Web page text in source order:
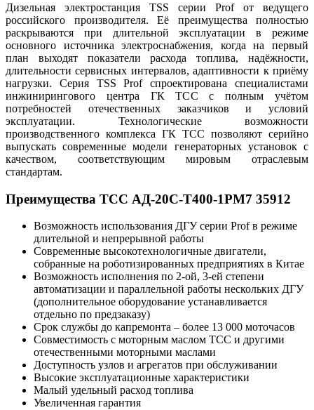
Дизельная электростанция TSS серии Prof от ведущего
российского производителя. Eё преимущества полностью
раскрываются при длительной эксплуатации в режиме
основного источника электроснабжения, когда на первый
план выходят показатели расхода топлива, надёжности,
длительности сервисных интервалов, адаптивности к приёму
нагрузки. Серия TSS Prof спроектирована специалистами
инжинирингового центра ГК ТСС с полным учётом
потребностей отечественных заказчиков и условий
эксплуатации. Технологические возможности
производственного комплекса ГК ТСС позволяют серийно
выпускать современные модели генераторных установок с
качеством, соответствующим мировым отраслевым
стандартам.
Преимущества ТСС АД-20С-Т400-1РМ7 35912
Возможность использования ДГУ серии Prof в режиме
длительной и непрерывной работы
Современные высокотехнологичные двигатели,
собранные на роботизированных предприятиях в Китае
Возможность исполнения по 2-ой, 3-ей степени
автоматизации и параллельной работы нескольких ДГУ
(дополнительное оборудование устанавливается
отдельно по предзаказу)
Срок службы до капремонта – более 13 000 моточасов
Совместимость с моторным маслом ТСС и другими
отечественными моторными маслами
Доступность узлов и агрегатов при обслуживании
Высокие эксплуатационные характеристики
Малый удельный расход топлива
Увеличенная гарантия